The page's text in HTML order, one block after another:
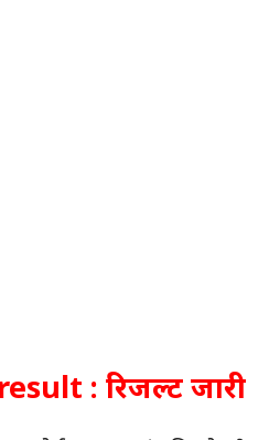
: रिजल्ट जारी